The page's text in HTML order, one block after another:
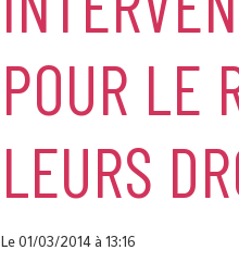
POUR LE
LEURS
Le 01/03/2014à 13:16